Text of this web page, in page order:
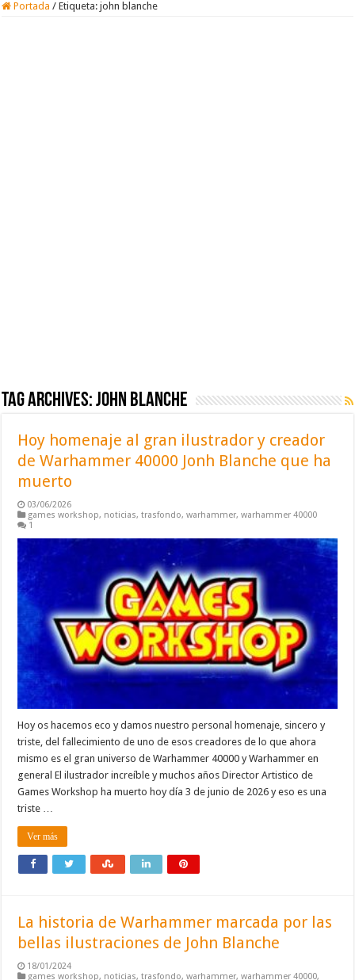
Portada / Etiqueta:john blanche
Tag Archives:john blanche
Hoy homenaje al gran ilustrador y creador
de Warhammer 40000 Jonh Blanche que ha
muerto
03/06/2026
games workshop, noticias,trasfondo,warhammer,warhammer 40000
1
Hoy os hacemos eco y damos nuestro personal homenaje, sincero y
triste, del fallecimiento de uno de esos creadores de lo que ahora
mismo es el gran universo de Warhammer 40000 y Warhammer en
general El ilustrador increíble y muchos años Director Artistico de
Games Workshop ha muerto hoy día 3 de junio de 2026 y eso es una
triste …
Ver más
La historia de Warhammer marcada por las
bellas ilustraciones de John Blanche
18/01/2024
games workshop, noticias,trasfondo,warhammer,warhammer 40000,